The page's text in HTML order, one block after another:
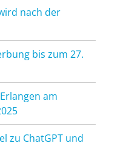
nach der
bis zum 27.
am
zu ChatGPT und